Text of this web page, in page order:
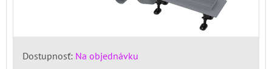
Dostupnosť: Na objednávku